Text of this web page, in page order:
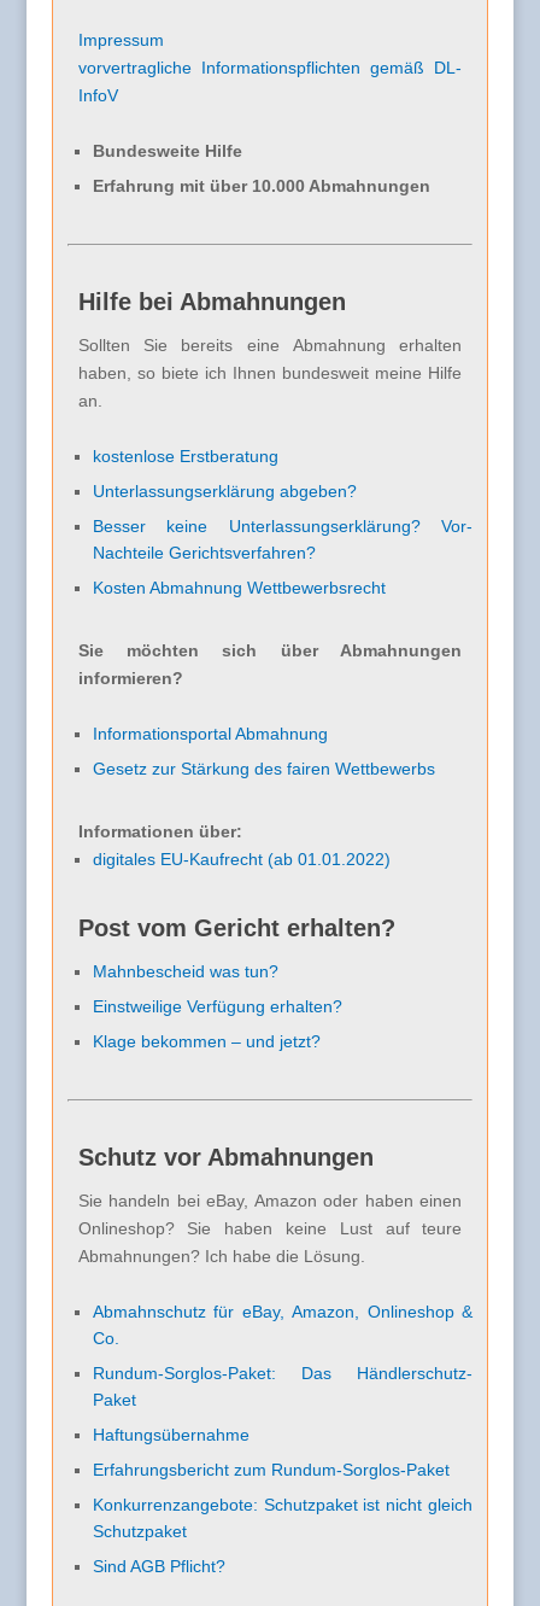
Impressum
vorvertragliche Informationspflichten gemäß DL-
InfoV
Bundesweite Hilfe
Erfahrung mit über 10.000 Abmahnungen
Hilfe bei Abmahnungen
Sollten Sie bereits eine Abmahnung erhalten
haben, so biete ich Ihnen bundesweit meine Hilfe
an.
kostenlose Erstberatung
Unterlassungserklärung abgeben?
Besser keine Unterlassungserklärung? Vor-
Nachteile Gerichtsverfahren?
Kosten Abmahnung Wettbewerbsrecht
Sie möchten sich über Abmahnungen
informieren?
Informationsportal Abmahnung
Gesetz zur Stärkung des fairen Wettbewerbs
Informationen über:
digitales EU-Kaufrecht (ab 01.01.2022)
Post vom Gericht erhalten?
Mahnbescheid was tun?
Einstweilige Verfügung erhalten?
Klage bekommen – und jetzt?
Schutz vor Abmahnungen
Sie handeln bei eBay, Amazon oder haben einen
Onlineshop? Sie haben keine Lust auf teure
Abmahnungen? Ich habe die Lösung.
Abmahnschutz für eBay, Amazon, Onlineshop &
Co.
Rundum-Sorglos-Paket: Das Händlerschutz-
Paket
Haftungsübernahme
Erfahrungsbericht zum Rundum-Sorglos-Paket
Konkurrenzangebote: Schutzpaket ist nicht gleich
Schutzpaket
Sind AGB Pflicht?